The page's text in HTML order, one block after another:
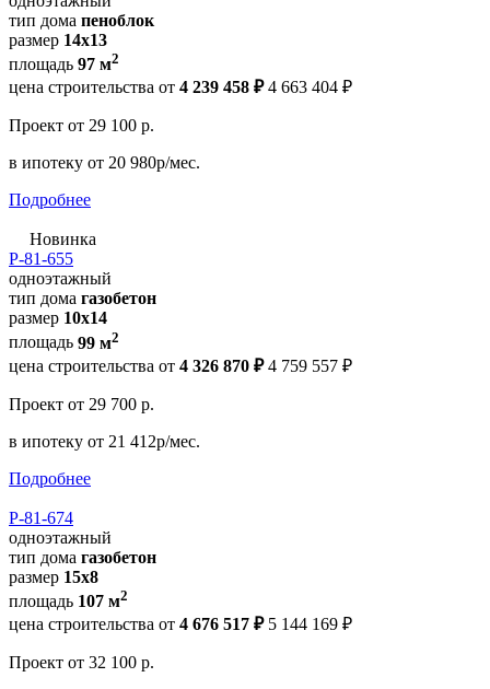
тип дома пеноблок
размер 14х13
площадь 97 м2
цена строительства от 4 239 458 ₽ 4 663 404 ₽
Проект от 29 100 р.
в ипотеку от 20 980р/мес.
Подробнее
Новинка
Р-81-655
одноэтажный
тип дома газобетон
размер 10x14
площадь 99 м2
цена строительства от 4 326 870 ₽ 4 759 557 ₽
Проект от 29 700 р.
в ипотеку от 21 412р/мес.
Подробнее
Р-81-674
одноэтажный
тип дома газобетон
размер 15x8
площадь 107 м2
цена строительства от 4 676 517 ₽ 5 144 169 ₽
Проект от 32 100 р.